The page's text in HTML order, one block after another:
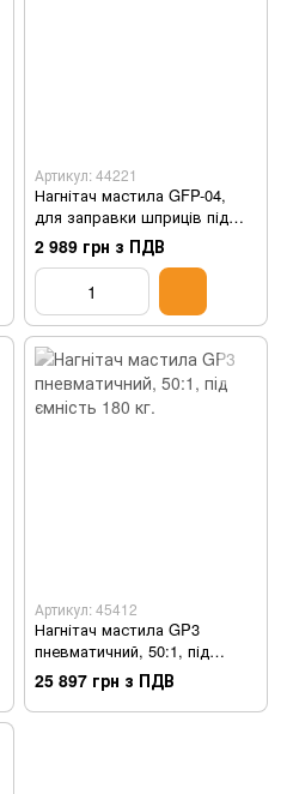
Артикул: 44221
Нагнітач мастила GFP-04,
для заправки шприців під
ємність, 50 кг
2 989 грн з ПДВ
Артикул: 45412
Нагнітач мастила GP3
пневматичний, 50:1, під
ємність 180 кг.
25 897 грн з ПДВ